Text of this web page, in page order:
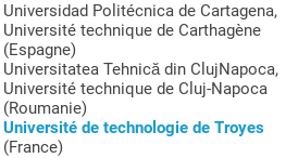
Universidad Politécnica de Cartagena,
Université technique de Carthagène
(Espagne)
Universitatea Tehnică din ClujNapoca,
Université technique de Cluj-Napoca
(Roumanie)
Université de technologie de Troyes
(France)